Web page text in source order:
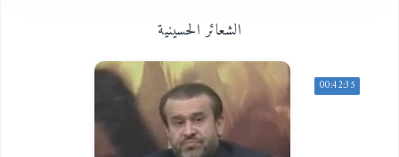
الشعائر الحسينية
00:42:35